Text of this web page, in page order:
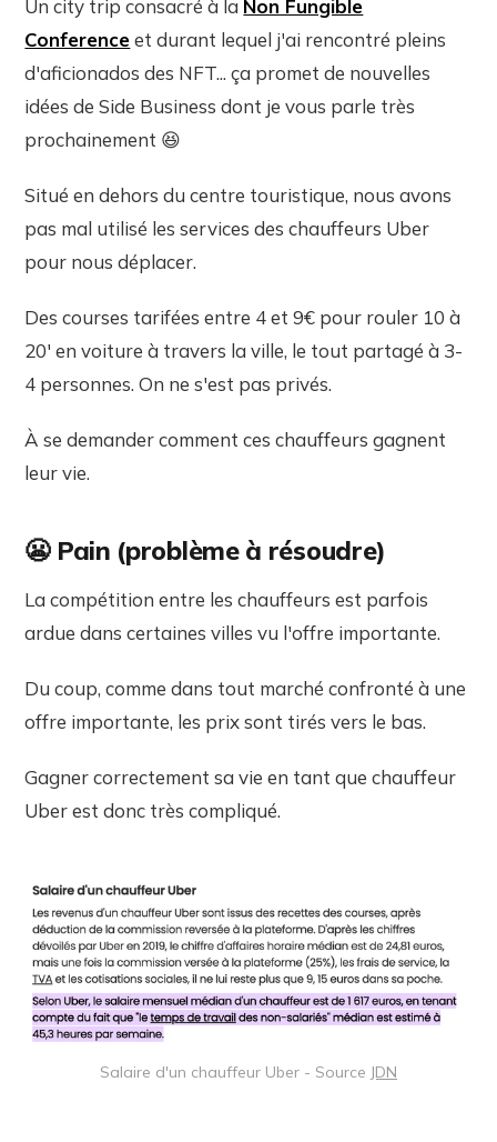
Un city trip consacré à la Non Fungible
Conferenceet durant lequel j'ai rencontré pleins
d'aficionados des NFT... ça promet de nouvelles
idées de Side Business dont je vous parle très
prochainement 😆
Situé en dehors du centre touristique, nous avons
pas mal utilisé les services des chauffeurs Uber
pour nous déplacer.
Des courses tarifées entre 4 et 9€ pour rouler 10 à
20' en voiture à travers la ville, le tout partagé à 3-
4 personnes. On ne s'est pas privés.
À se demander comment ces chauffeurs gagnent
leur vie.
😬 Pain (problème à résoudre)
La compétition entre les chauffeurs est parfois
ardue dans certaines villes vu l'offre importante.
Du coup, comme dans tout marché confronté à une
offre importante, les prix sont tirés vers le bas.
Gagner correctement sa vie en tant que chauffeur
Uber est donc très compliqué.
Salaire d'un chauffeur Uber - Source JDN